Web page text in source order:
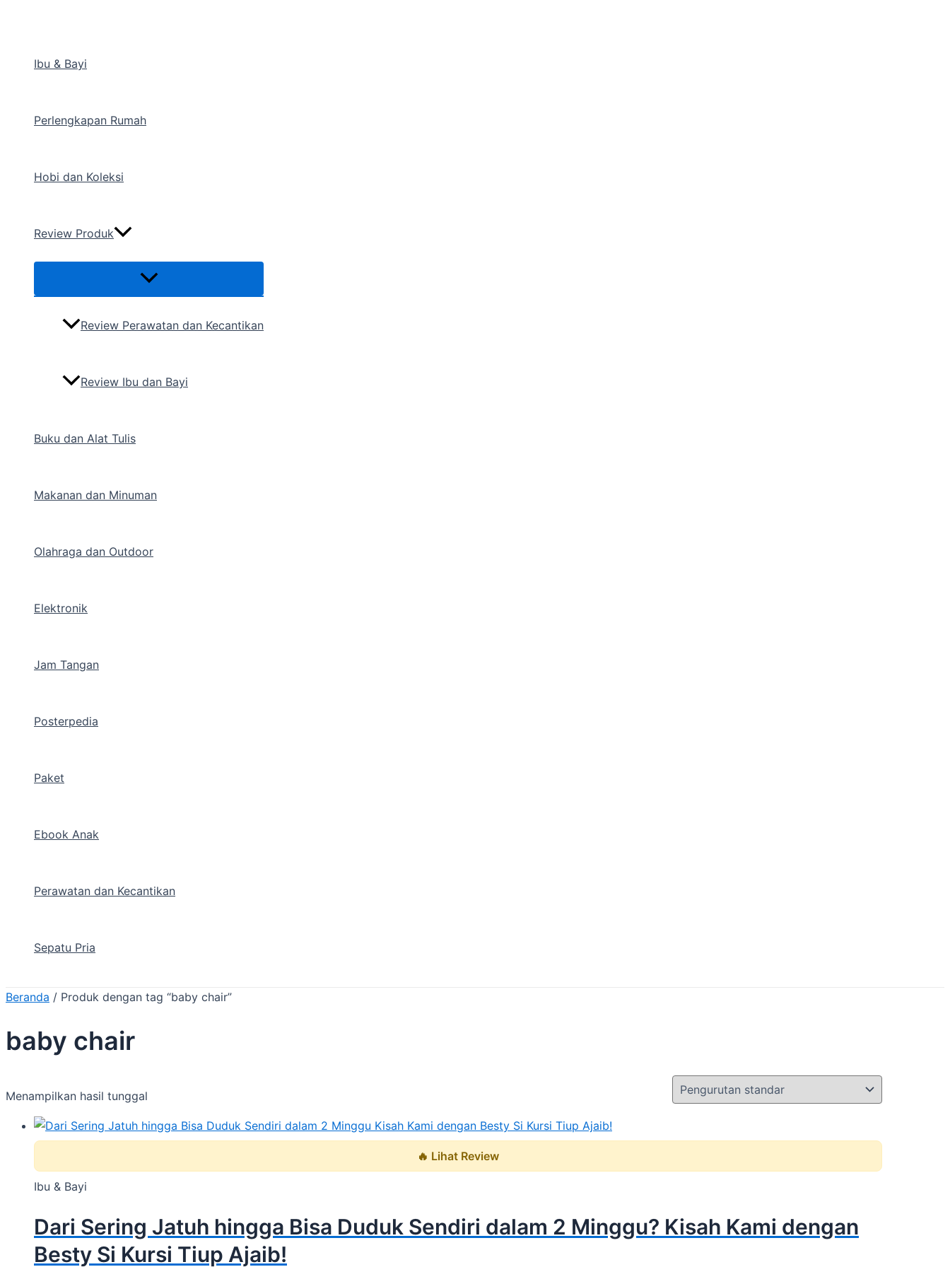
Ibu & Bayi
Perlengkapan Rumah
Hobi dan Koleksi
Review Produk
Review Perawatan dan Kecantikan
Review Ibu dan Bayi
Buku dan Alat Tulis
Makanan dan Minuman
Olahraga dan Outdoor
Elektronik
Jam Tangan
Posterpedia
Paket
Ebook Anak
Perawatan dan Kecantikan
Sepatu Pria
Beranda / Produk dengan tag “baby chair”
baby chair
Menampilkan hasil tunggal
🔥 Lihat Review
Ibu & Bayi
Dari Sering Jatuh hingga Bisa Duduk Sendiri dalam 2 Minggu? Kisah Kami dengan
Besty Si Kursi Tiup Ajaib!